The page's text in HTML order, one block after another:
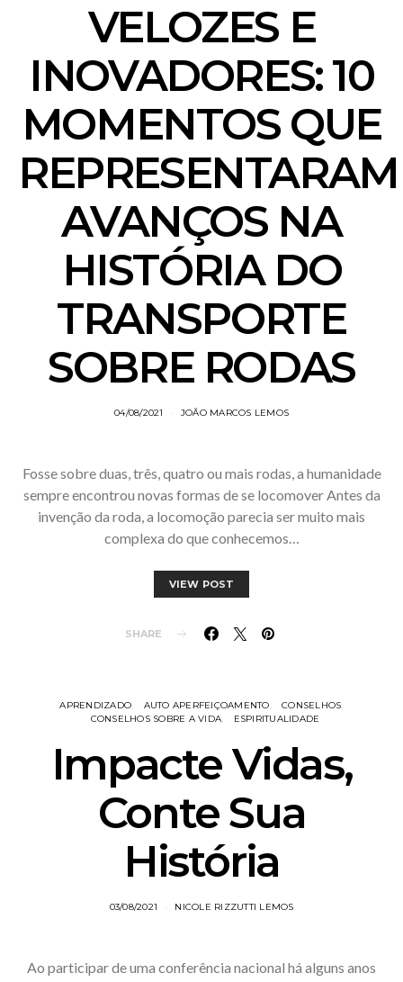
VELOZES E
INOVADORES: 10
MOMENTOS QUE
REPRESENTARAM
AVANÇOS NA
HISTÓRIA DO
TRANSPORTE
SOBRE RODAS
04/08/2021 JOÃO MARCOS LEMOS
Fosse sobre duas, três, quatro ou mais rodas, a humanidade
sempre encontrou novas formas de se locomover Antes da
invenção da roda, a locomoção parecia ser muito mais
complexa do que conhecemos…
VIEW POST
SHARE
APRENDIZADO AUTO APERFEIÇOAMENTO
CONSELHOS
CONSELHOS SOBRE A VIDA
ESPIRITUALIDADE
Impacte Vidas,
Conte Sua
História
03/08/2021 NICOLE RIZZUTTI LEMOS
Ao participar de uma conferência nacional há alguns anos